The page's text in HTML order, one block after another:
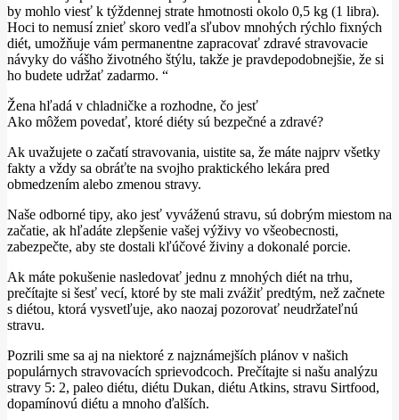
by mohlo viesť k týždennej strate hmotnosti okolo 0,5 kg (1 libra).
Hoci to nemusí znieť skoro vedľa sľubov mnohých rýchlo fixných
diét, umožňuje vám permanentne zapracovať zdravé stravovacie
návyky do vášho životného štýlu, takže je pravdepodobnejšie, že si
ho budete udržať zadarmo. “
Žena hľadá v chladničke a rozhodne, čo jesť
Ako môžem povedať, ktoré diéty sú bezpečné a zdravé?
Ak uvažujete o začatí stravovania, uistite sa, že máte najprv všetky
fakty a vždy sa obráťte na svojho praktického lekára pred
obmedzením alebo zmenou stravy.
Naše odborné tipy, ako jesť vyváženú stravu, sú dobrým miestom na
začatie, ak hľadáte zlepšenie vašej výživy vo všeobecnosti,
zabezpečte, aby ste dostali kľúčové živiny a dokonalé porcie.
Ak máte pokušenie nasledovať jednu z mnohých diét na trhu,
prečítajte si šesť vecí, ktoré by ste mali zvážiť predtým, než začnete
s diétou, ktorá vysvetľuje, ako naozaj pozorovať neudržateľnú
stravu.
Pozrili sme sa aj na niektoré z najznámejších plánov v našich
populárnych stravovacích sprievodcoch. Prečítajte si našu analýzu
stravy 5: 2, paleo diétu, diétu Dukan, diétu Atkins, stravu Sirtfood,
dopamínovú diétu a mnoho ďalších.